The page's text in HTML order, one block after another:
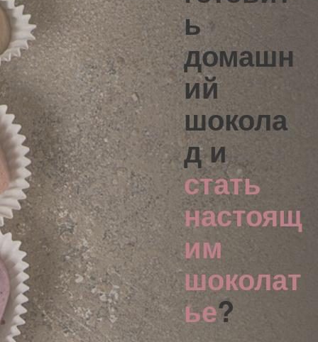
ь
домашн
ий
шокола
ди
стать
настоящ
им
шоколат
ье?